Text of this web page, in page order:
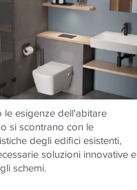
le esigenze dell'abitare
si scontrano con le
degli edifici esistenti,
soluzioni innovative e
schemi.